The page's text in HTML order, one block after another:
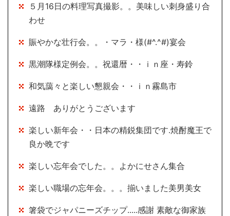
５月16日の料理写真撮影。。美味しい刺身盛り合
わせ
賑やかな壮行会。。・マラ・様(#^.^#)宴会
黒潮隊様定例会。。祝還暦・・ｉｎ座・寿鈴
和気藹々と楽しい懇親会・・ｉｎ霧島市
遠路 ありがとうございます
楽しい新年会・・日本の精鋭集団です.焼酎魔王で
良か晩です
楽しい忘年会でした。。よかにせさん集合
楽しい職場の忘年会。。。揃いました美男美女
箸袋でジャパニーズチップ.....感謝 素敵な御家族